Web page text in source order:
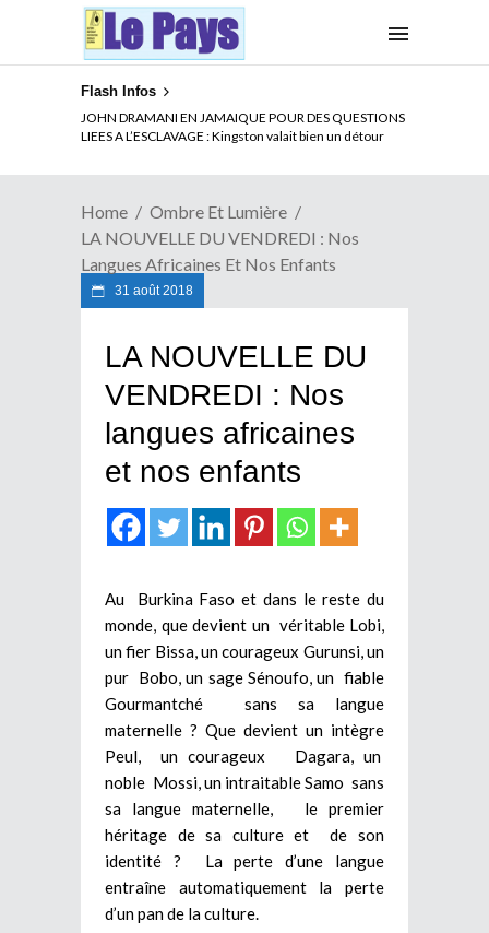
Flash Infos
JOHN DRAMANI EN JAMAIQUE POUR DES QUESTIONS
LIEES A L’ESCLAVAGE : Kingston valait bien un détour
ELECTION DE TALON A LA TETE DU SENAT BENINOIS :
Quand Patrice quitte le pouvoir sans partir !
Home
Ombre Et Lumière
LA NOUVELLE DU VENDREDI : Nos
Langues Africaines Et Nos Enfants
31 août 2018
LA NOUVELLE DU
VENDREDI : Nos
langues africaines
et nos enfants
Au Burkina Faso et dans le reste du
monde, que devient un véritable Lobi,
un fier Bissa, un courageux Gurunsi, un
pur Bobo, un sage Sénoufo, un fiable
Gourmantché sans sa langue
maternelle ? Que devient un intègre
Peul, un courageux Dagara, un
noble Mossi, un intraitable Samo sans
sa langue maternelle, le premier
héritage de sa culture et de son
identité ? La perte d’une langue
entraîne automatiquement la perte
d’un pan de la culture.